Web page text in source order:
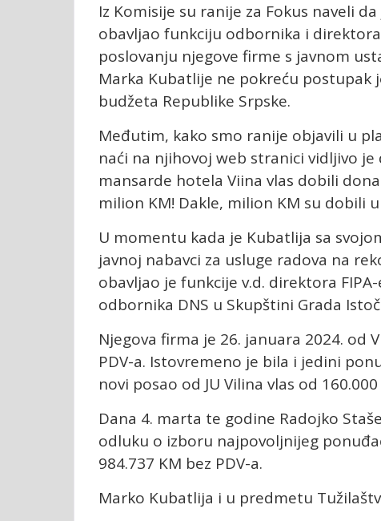
Iz Komisije su ranije za Fokus naveli
obavljao funkciju odbornika i
poslovanju njegove firme s javnom
Marka Kubatlije ne pokreću postupak
budžeta Republike Srpske.
Međutim, kako smo ranije objavili u
naći na njihovoj web stranici vidljivo
mansarde hotela Viina vlas dobili
milion KM! Dakle, milion KM su dobili
U momentu kada je Kubatlija sa
javnoj nabavci za usluge radova na
obavljao je funkcije v.d. direktora
odbornika DNS u Skupštini Grada
Njegova firma je 26. januara 2024. od
PDV-a. Istovremeno je bila i jedini
novi posao od JU Vilina vlas od 160.000
Dana 4. marta te godine Radojko
odluku o izboru najpovoljnijeg
984.737 KM bez PDV-a.
Marko Kubatlija i u predmetu